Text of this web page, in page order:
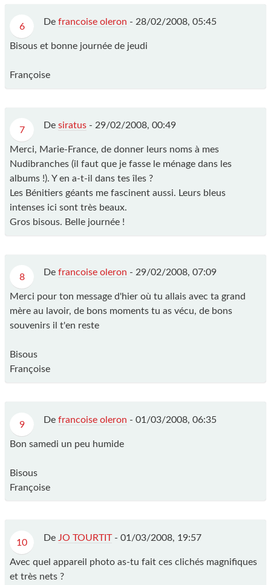
6 De francoise oleron - 28/02/2008, 05:45
Bisous et bonne journée de jeudi
Françoise
7 De siratus - 29/02/2008, 00:49
Merci, Marie-France, de donner leurs noms à mes
Nudibranches (il faut que je fasse le ménage dans les
albums !). Y en a-t-il dans tes îles ?
Les Bénitiers géants me fascinent aussi. Leurs bleus
intenses ici sont très beaux.
Gros bisous. Belle journée !
8 De francoise oleron - 29/02/2008, 07:09
Merci pour ton message d'hier où tu allais avec ta grand
mère au lavoir, de bons moments tu as vécu, de bons
souvenirs il t'en reste
Bisous
Françoise
9 De francoise oleron - 01/03/2008, 06:35
Bon samedi un peu humide
Bisous
Françoise
10 De JO TOURTIT- 01/03/2008, 19:57
Avec quel appareil photo as-tu fait ces clichés magnifiques
et très nets ?